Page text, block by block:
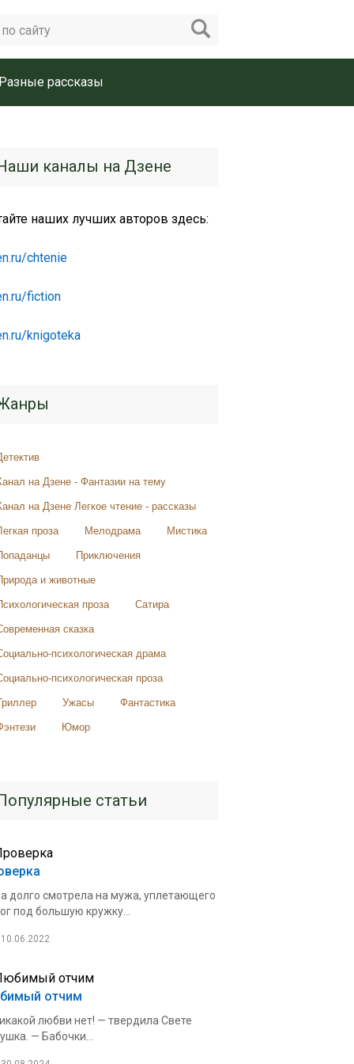
рассказы
каналы на Дзене
наших лучших авторов здесь:
chtenie
fiction
knigoteka
на Дзене - Фантазии на тему
на Дзене Легкое чтение - рассказы
проза Мелодрама Мистика
Приключения
и животные
проза Сатира
сказка
психологическая драма
психологическая проза
Ужасы Фантастика
Юмор
статьи
долго смотрела на мужа, уплетающего
под большую кружку...
10.06.2022
отчим
любви нет! — твердила Свете
— Бабочки...